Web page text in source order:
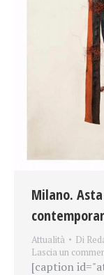
Milano.
Attualità Di
Lascia un
[caption